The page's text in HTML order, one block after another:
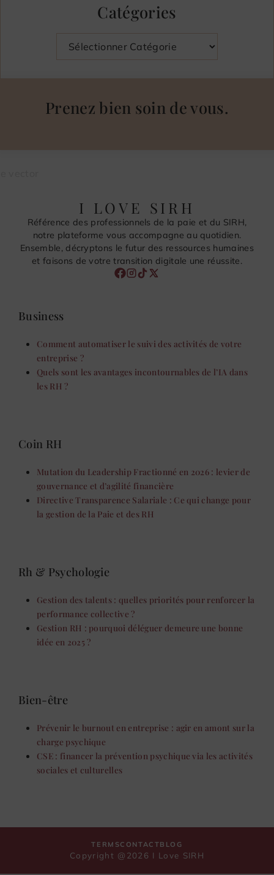
Catégories
Prenez bien soin de vous.
I LOVE SIRH
Référence des professionnels de la paie et du SIRH,
notre plateforme vous accompagne au quotidien.
Ensemble, décryptons le futur des ressources humaines
et faisons de votre transition digitale une réussite.
Business
Comment automatiser le suivi des activités de votre
entreprise ?
Quels sont les avantages incontournables de l’IA dans
les RH ?
Coin RH
Mutation du Leadership Fractionné en 2026 : levier de
gouvernance et d’agilité financière
Directive Transparence Salariale : Ce qui change pour
la gestion de la Paie et des RH
Rh & Psychologie
Gestion des talents : quelles priorités pour renforcer la
performance collective ?
Gestion RH : pourquoi déléguer demeure une bonne
idée en 2025 ?
Bien-être
Prévenir le burnout en entreprise : agir en amont sur la
charge psychique
CSE : financer la prévention psychique via les activités
sociales et culturelles
TERMSCONTACTBLOG
Copyright @2026 I Love SIRH